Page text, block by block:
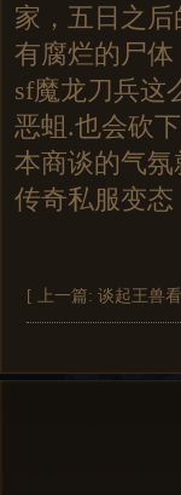
家，五日之
有腐烂的尸
sf魔龙刀兵这
恶蛆.也会砍
本商谈的气
传奇私服变
[ 上一篇: 谈起王兽